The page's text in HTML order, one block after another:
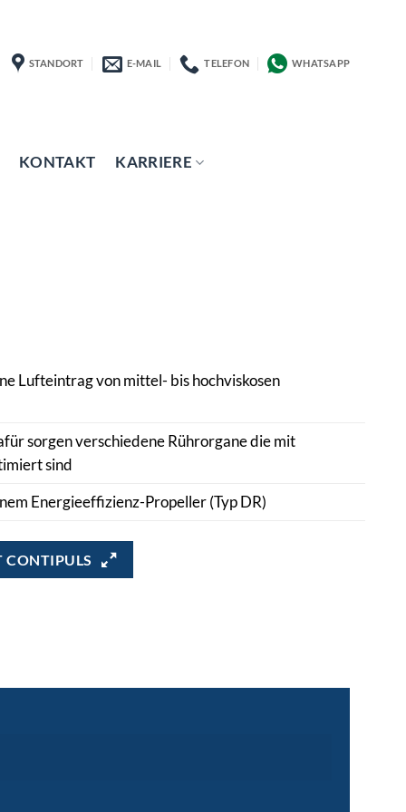
STANDORT E-MAIL TELEFON WHATSAPP
KONTAKT KARRIERE
Lufteintrag von mittel- bis hochviskosen
sorgen verschiedene Rührorgane die mit
sind
Energieeffizienz-Propeller (Typ DR)
CONTIPULS